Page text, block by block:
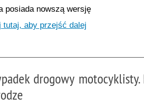
posiada nowszą wersję
tutaj, aby przejść dalej
drogowy